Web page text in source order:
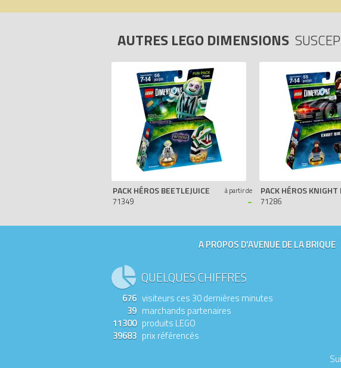
AUTRES LEGO DIMENSIONS
PACK HÉROS BEETLEJUICE
71349
à partir de
- 71286
A PROPOS D'AVENUE DE LA BRIQUE
QUELQUES CHIFFRES
676 visiteurs ces 30 dernières minutes
39 marchands partenaires
11300 produits LEGO
39683 prix référencés